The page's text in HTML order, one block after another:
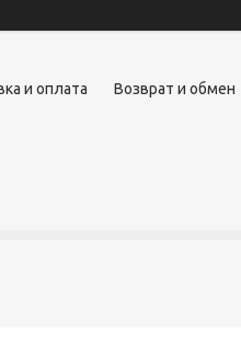
и оплата Возврат и обмен